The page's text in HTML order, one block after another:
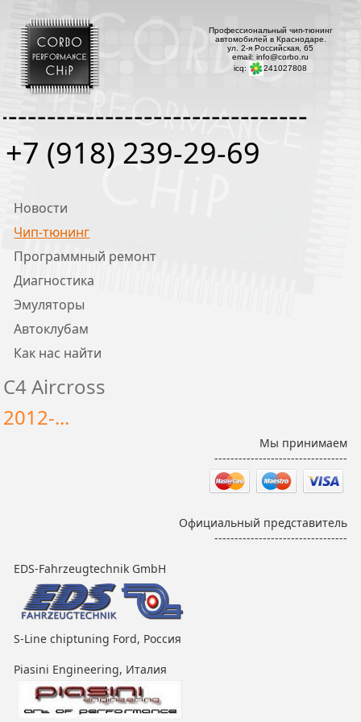
+7 (918) 239-29-69
Профессиональный чип-тюнинг
автомобилей в Краснодаре.
ул. 2-я Российская, 65
email: info@corbo.ru
icq:
241027808
Новости
Чип-тюнинг
Программный ремонт
Диагностика
Эмуляторы
Автоклубам
Как нас найти
C4 Aircross
2012-...
Мы принимаем
---------------------------------
Официальный представитель
---------------------------------
EDS-Fahrzeugtechnik GmbH
S-Line chiptuning Ford, Россия
Piasini Engineering, Италия